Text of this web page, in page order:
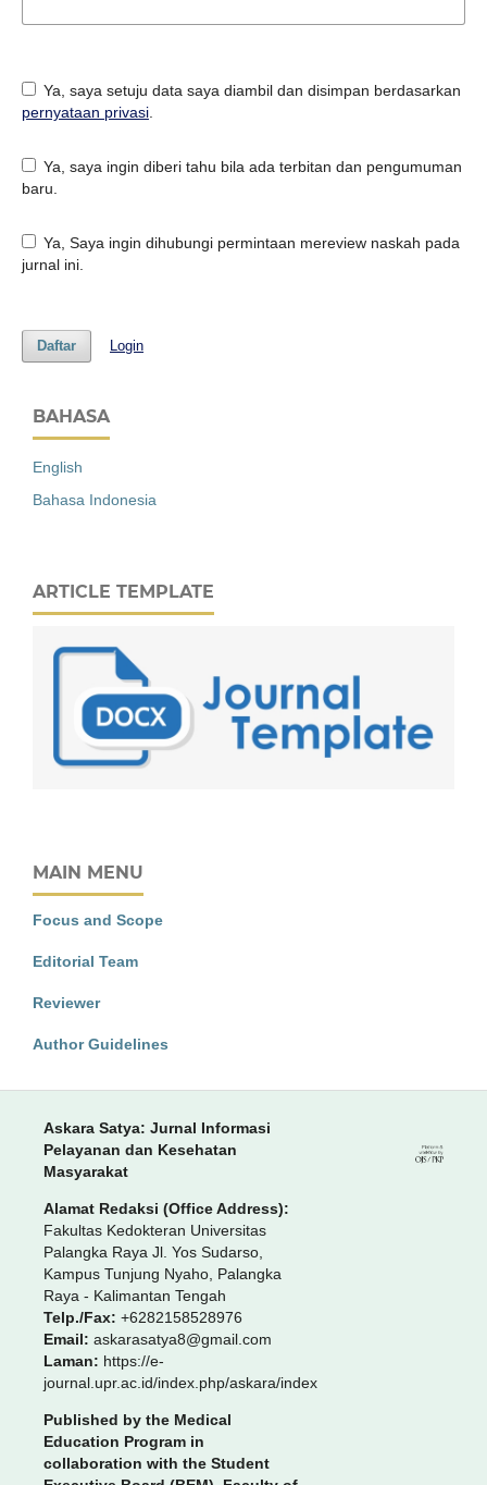
Ya, saya setuju data saya diambil dan disimpan berdasarkan
pernyataan privasi.
Ya, saya ingin diberi tahu bila ada terbitan dan pengumuman
baru.
Ya, Saya ingin dihubungi permintaan mereview naskah pada
jurnal ini.
Daftar Login
BAHASA
English
Bahasa Indonesia
ARTICLE TEMPLATE
MAIN MENU
Focus and Scope
Editorial Team
Reviewer
Author Guidelines
Askara Satya: Jurnal Informasi
Pelayanan dan Kesehatan
Masyarakat
Alamat Redaksi (Office Address):
Fakultas Kedokteran Universitas
Palangka Raya Jl. Yos Sudarso,
Kampus Tunjung Nyaho, Palangka
Raya - Kalimantan Tengah
Telp./Fax: +6282158528976
Email: askarasatya8@gmail.com
Laman: https://e-
journal.upr.ac.id/index.php/askara/index
Published by the Medical
Education Program in
collaboration with the Student